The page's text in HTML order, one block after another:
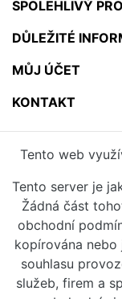
SPOLEHLIVÝ
DŮLEŽITÉ
MŮJ ÚČET
KONTAKT
Tento web
Tento server je
Žádná část
obchodní
kopírována
souhlasu
služeb, firem a